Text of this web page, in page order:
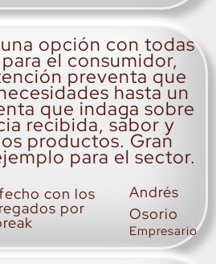
opción con todas
el consumidor,
preventa que
hasta un
que indaga sobre
recibida, sabor y
productos. Gran
para el sector.
Andrés
Osorio
Empresario